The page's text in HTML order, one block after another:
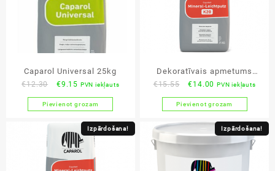
Caparol Universal 25kg
€12.30
Original
price
was:
€12.30.
€9.15Current
price
is:
€9.15.
PVN iekļauts
Pievienot grozam
Dekoratīvais apmetums
Caparol Mineral-Leichtputz
K15 25kg
€15.55
Original
price
was:
€15.55.
€14.00 Current
price
is:
€14.00.
PVN iekļauts
Pievienot grozam
Izpārdošana! Izpārdošana!